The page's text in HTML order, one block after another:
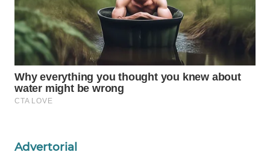
Advertorial
OTOMOTIF
WAHANA
HEALTH
WAHANA
DESA
LAPAK
WAHANA